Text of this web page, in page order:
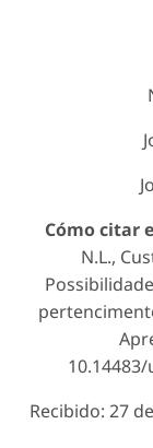
Cómo citar
N.L.,
Recibido: 27